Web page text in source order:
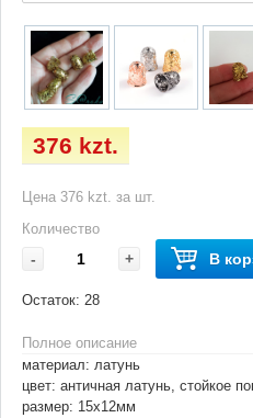
376 kzt.
Цена 376 kzt. за шт.
Количество
- + В
Остаток: 28
Полное описание
материал: латунь
цвет: античная латунь, стойкое
размер: 15х12мм